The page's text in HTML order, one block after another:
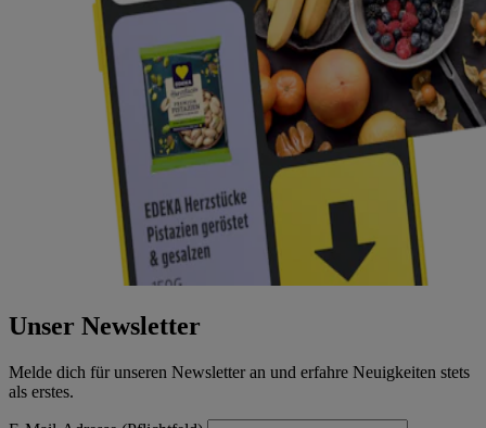
Unser Newsletter
Melde dich für unseren Newsletter an und erfahre Neuigkeiten stets
als erstes.